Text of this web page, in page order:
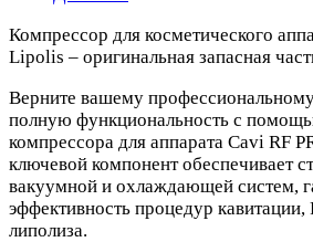
Компрессор для косметического
Lipolis – оригинальная запасная
Верните вашему
полную функциональность с
компрессора для аппарата Cavi RF
ключевой компонент обеспечивает
вакуумной и охлаждающей систем,
эффективность процедур кавитации,
липолиза.